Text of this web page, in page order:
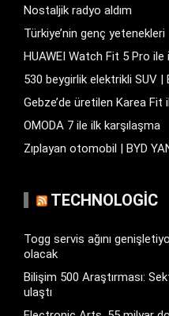
Nostaljik radyo aldım
Türkiye’nin genç yetenekleri
HUAWEI Watch Fit 5 Pro ile
530 beygirlik elektrikli SUV |
Gebze’de üretilen Karea Fit
OMODA 7 ile ilk karşılaşma
Zıplayan otomobil | BYD
TECHNOLOGIC
Togg servis ağını
olacak
Bilişim 500 Araştırması:
ulaştı